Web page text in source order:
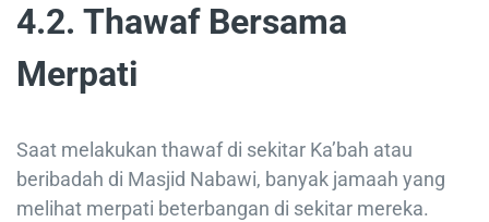
4.2. Thawaf Bersama
Merpati
Saat melakukan thawaf di sekitar Ka’bah atau
beribadah di Masjid Nabawi, banyak jamaah yang
melihat merpati beterbangan di sekitar mereka.